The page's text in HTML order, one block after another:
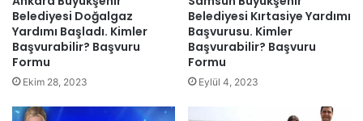
Belediyesi Doğalgaz
Yardımı Başladı. Kimler
Başvurabilir? Başvuru
Formu
Ekim 28, 2023
Belediyesi Kırtasiye Yardımı
Başvurusu. Kimler
Başvurabilir? Başvuru
Formu
Eylül 4, 2023